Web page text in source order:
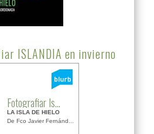
ISLANDIA en invierno
Fotografiar Is...
LA ISLA DE HIELO
De Fco Javier Fernánd...